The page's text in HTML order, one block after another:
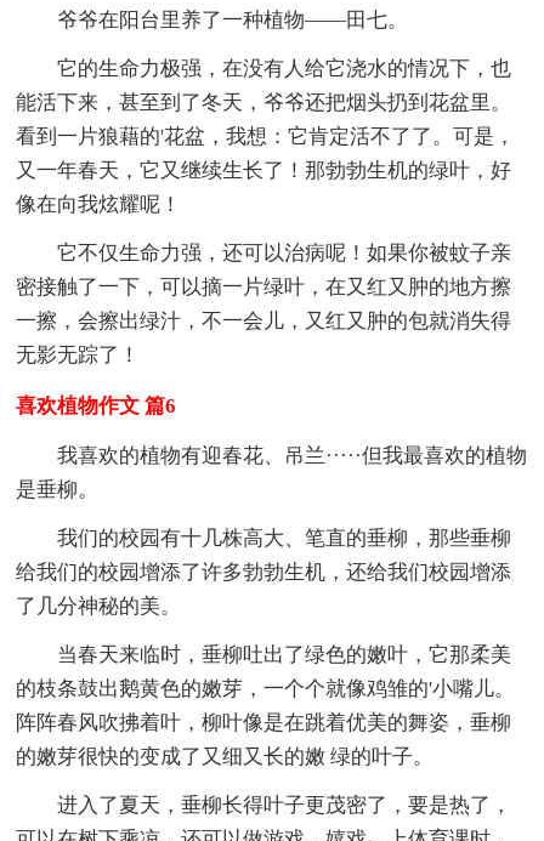
爷爷在阳台里养了一种植物——田七。
它的生命力极强，在没有人给它浇水的情况下，也
能活下来，甚至到了冬天，爷爷还把烟头扔到花盆里。
看到一片狼藉的'花盆，我想：它肯定活不了了。可是，
又一年春天，它又继续生长了！那勃勃生机的绿叶，好
像在向我炫耀呢！
它不仅生命力强，还可以治病呢！如果你被蚊子亲
密接触了一下，可以摘一片绿叶，在又红又肿的地方擦
一擦，会擦出绿汁，不一会儿，又红又肿的包就消失得
无影无踪了！
喜欢植物作文 篇6
我喜欢的植物有迎春花、吊兰·····但我最喜欢的植物
是垂柳。
我们的校园有十几株高大、笔直的垂柳，那些垂柳
给我们的校园增添了许多勃勃生机，还给我们校园增添
了几分神秘的美。
当春天来临时，垂柳吐出了绿色的嫩叶，它那柔美
的枝条鼓出鹅黄色的嫩芽，一个个就像鸡雏的'小嘴儿。
阵阵春风吹拂着叶，柳叶像是在跳着优美的舞姿，垂柳
的嫩芽很快的变成了又细又长的嫩 绿的叶子。
进入了夏天，垂柳长得叶子更茂密了，要是热了，